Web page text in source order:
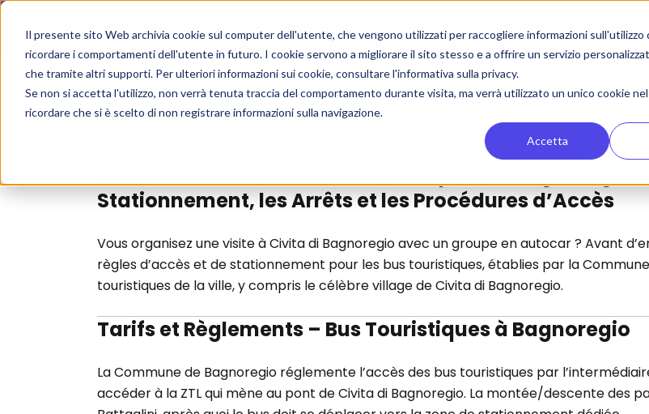
Il presente sito Web archivia cookie sul computer dell'utente, che vengono utilizzati per raccogliere informazioni sull'utilizzo
ricordare i comportamenti dell'utente in futuro. I cookie servono a migliorare il sito stesso e a offrire un servizio
che tramite altri supporti. Per ulteriori informazioni sui cookie, consultare l'informativa sulla privacy.
Se non si accetta l'utilizzo, non verrà tenuta traccia del comportamento durante visita, ma verrà utilizzato un unico cookie
ricordare che si è scelto di non registrare informazioni sulla navigazione.
Accetta
Accueil Pour les Groupes de Voyageurs Pour les compagnies de
ZTL / Civita Di Bagnoregio
Bagnoregio / Civita di Bagnoregio
Point de Contrôle des Bus Touristiques de Bagnoregio
Stationnement, les Arrêts et les Procédures d’Accès
Vous organisez une visite à Civita di Bagnoregio avec un groupe en autocar ? Avant
règles d’accès et de stationnement pour les bus touristiques, établies par la
touristiques de la ville, y compris le célèbre village de Civita di Bagnoregio.
Tarifs et Règlements – Bus Touristiques à Bagnoregio
La Commune de Bagnoregio réglemente l’accès des bus touristiques par
accéder à la ZTL qui mène au pont de Civita di Bagnoregio. La montée/descente des